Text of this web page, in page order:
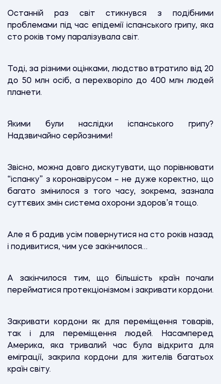
Останній раз світ стикнувся з подібними
проблемами під час епідемії іспанського грипу, яка
сто років тому паралізувала світ.
Тоді, за різними оцінками, людство втратило від 20
до 50 млн осіб, а перехворіло до 400 млн людей
планети.
Якими були наслідки іспанського грипу?
Надзвичайно серйозними!
Звісно, можна довго дискутувати, що порівнювати
“іспанку” з коронавірусом – не дуже коректно, що
багато змінилося з того часу, зокрема, зазнала
суттєвих змін система охорони здоров’я тощо.
Але я б радив усім повернутися на сто років назад
і подивитися, чим усе закінчилося…
А закінчилося тим, що більшість країн почали
перейматися протекціонізмом і закривати кордони.
Закривати кордони як для переміщення товарів,
так і для переміщення людей. Насамперед
Америка, яка тривалий час була відкрита для
еміграції, закрила кордони для жителів багатьох
країн світу.